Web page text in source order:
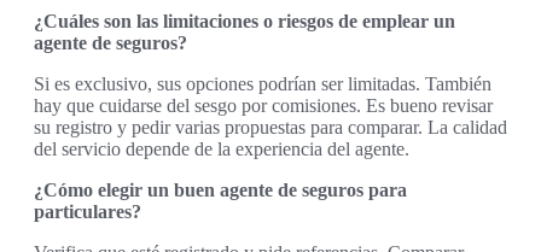
¿Cuáles son las limitaciones o riesgos de emplear un
agente de seguros?
Si es exclusivo, sus opciones podrían ser limitadas. También
hay que cuidarse del sesgo por comisiones. Es bueno revisar
su registro y pedir varias propuestas para comparar. La calidad
del servicio depende de la experiencia del agente.
¿Cómo elegir un buen agente de seguros para
particulares?